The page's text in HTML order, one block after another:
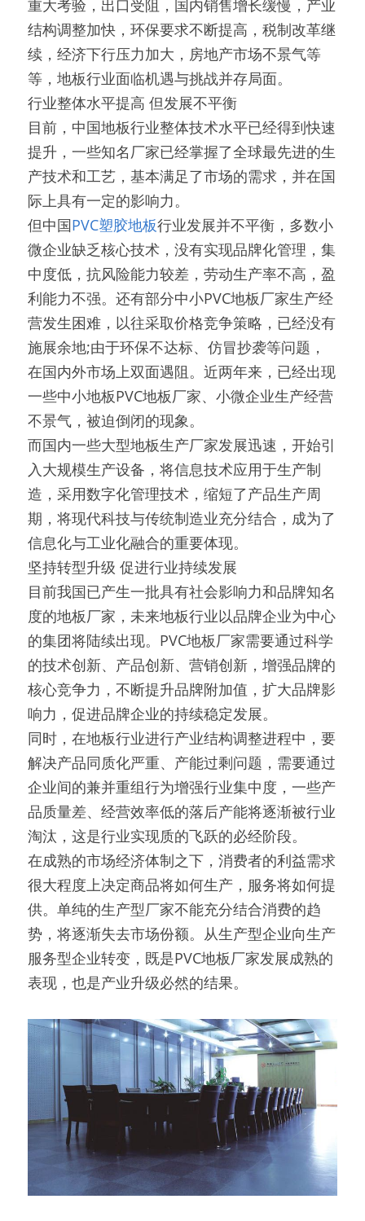
重大考验，出口受阻，国内销售增长缓慢，产业
结构调整加快，环保要求不断提高，税制改革继
续，经济下行压力加大，房地产市场不景气等
等，地板行业面临机遇与挑战并存局面。
行业整体水平提高 但发展不平衡
目前，中国地板行业整体技术水平已经得到快速
提升，一些知名厂家已经掌握了全球最先进的生
产技术和工艺，基本满足了市场的需求，并在国
际上具有一定的影响力。
但中国PVC塑胶地板行业发展并不平衡，多数小
微企业缺乏核心技术，没有实现品牌化管理，集
中度低，抗风险能力较差，劳动生产率不高，盈
利能力不强。还有部分中小PVC地板厂家生产经
营发生困难，以往采取价格竞争策略，已经没有
施展余地;由于环保不达标、仿冒抄袭等问题，
在国内外市场上双面遇阻。近两年来，已经出现
一些中小地板PVC地板厂家、小微企业生产经营
不景气，被迫倒闭的现象。
而国内一些大型地板生产厂家发展迅速，开始引
入大规模生产设备，将信息技术应用于生产制
造，采用数字化管理技术，缩短了产品生产周
期，将现代科技与传统制造业充分结合，成为了
信息化与工业化融合的重要体现。
坚持转型升级 促进行业持续发展
目前我国已产生一批具有社会影响力和品牌知名
度的地板厂家，未来地板行业以品牌企业为中心
的集团将陆续出现。PVC地板厂家需要通过科学
的技术创新、产品创新、营销创新，增强品牌的
核心竞争力，不断提升品牌附加值，扩大品牌影
响力，促进品牌企业的持续稳定发展。
同时，在地板行业进行产业结构调整进程中，要
解决产品同质化严重、产能过剩问题，需要通过
企业间的兼并重组行为增强行业集中度，一些产
品质量差、经营效率低的落后产能将逐渐被行业
淘汰，这是行业实现质的飞跃的必经阶段。
在成熟的市场经济体制之下，消费者的利益需求
很大程度上决定商品将如何生产，服务将如何提
供。单纯的生产型厂家不能充分结合消费的趋
势，将逐渐失去市场份额。从生产型企业向生产
服务型企业转变，既是PVC地板厂家发展成熟的
表现，也是产业升级必然的结果。